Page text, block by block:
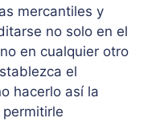
mercantiles y
no solo en el
en cualquier otro
el
hacerlo así la